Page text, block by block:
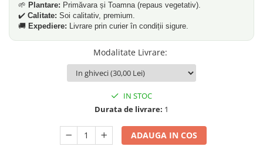
🌱 Plantare: Primăvara și Toamna (repaus vegetativ).
✔️ Calitate: Soi calitativ, premium.
🚚 Expediere: Livrare prin curier în condiții sigure.
Modalitate Livrare:
IN STOC
Durata de livrare: 1
ADAUGA IN COS